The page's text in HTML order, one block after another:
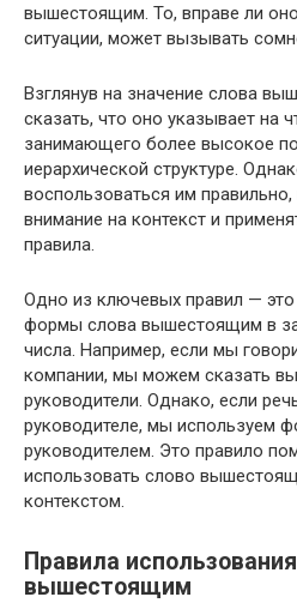
вышестоящим. То, вправе ли
ситуации, может вызывать
Взглянув на значение слова
сказать, что оно указывает на
занимающего более высокое
иерархической структуре.
воспользоваться им
внимание на контекст и
правила.
Одно из ключевых правил —
формы слова вышестоящим в
числа. Например, если мы
компании, мы можем сказать
руководители. Однако, если
руководителе, мы используем
руководителем. Это правило
использовать слово
контекстом.
Правила
вышестоящим